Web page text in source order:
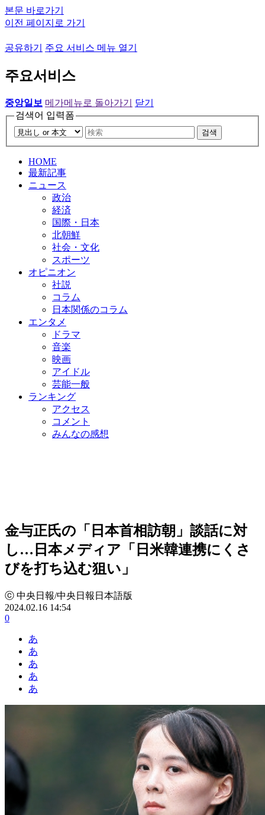
본문 바로가기
이전 페이지로 가기
공유하기 주요 서비스 메뉴 열기
주요서비스
중앙일보 메가메뉴로 돌아가기
닫기
검색어 입력폼
검색
HOME
最新記事
ニュース
政治
経済
国際・日本
北朝鮮
社会・文化
スポーツ
オピニオン
社説
コラム
日本関係のコラム
エンタメ
ドラマ
音楽
映画
アイドル
芸能一般
ランキング
アクセス
コメント
みんなの感想
金与正氏の「日本首相訪朝」談話に対
し…日本メディア「日米韓連携にくさ
びを打ち込む狙い」
ⓒ 中央日報/中央日報日本語版
2024.02.16 14:54
0
あ
あ
あ
あ
あ